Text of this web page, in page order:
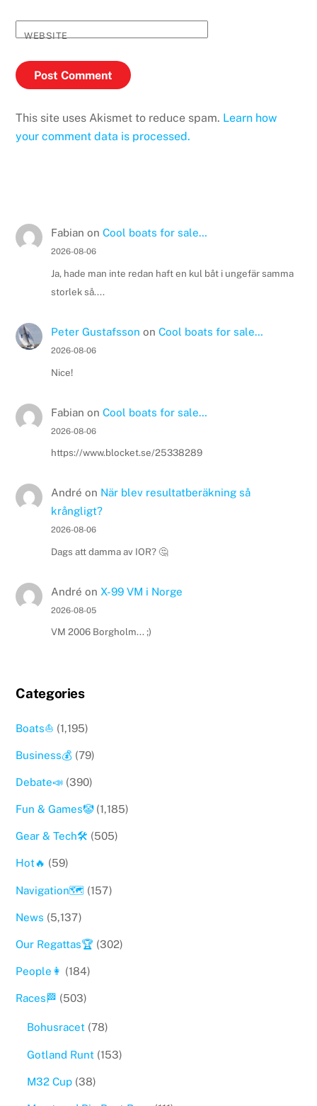
WEBSITE
This site uses Akismet to reduce spam. Learn how
your comment data is processed.
Fabian on Cool boats for sale…
2026-08-06
Ja, hade man inte redan haft en kul båt i ungefär samma
storlek så....
Peter Gustafsson on Cool boats for sale…
2026-08-06
Nice!
Fabian on Cool boats for sale…
2026-08-06
https://www.blocket.se/25338289
André on När blev resultatberäkning så
krångligt?
2026-08-06
Dags att damma av IOR? 🤔
André on X-99 VM i Norge
2026-08-05
VM 2006 Borgholm... ;)
Categories
Boats⛵️ (1,195)
Business💰 (79)
Debate📣 (390)
Fun & Games🤡(1,185)
Gear & Tech🛠 (505)
Hot🔥 (59)
Navigation🗺 (157)
News (5,137)
Our Regattas🏆 (302)
People👩 (184)
Races🏁 (503)
Bohusracet(78)
Gotland Runt(153)
M32 Cup(38)